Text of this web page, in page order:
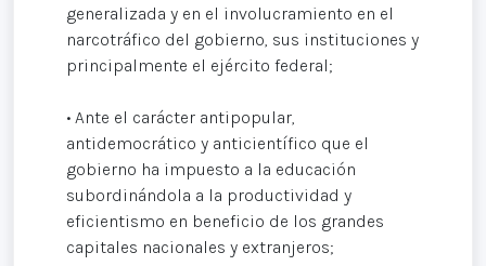
generalizada y en el involucramiento en el
narcotráfico del gobierno, sus instituciones y
principalmente el ejército federal;
• Ante el carácter antipopular,
antidemocrático y anticientífico que el
gobierno ha impuesto a la educación
subordinándola a la productividad y
eficientismo en beneficio de los grandes
capitales nacionales y extranjeros;